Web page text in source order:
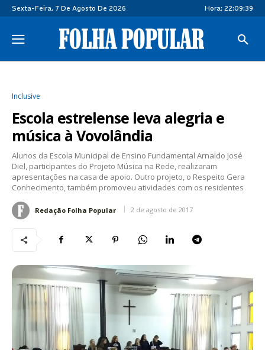
Sexta-Feira, 7 De Agosto De 2026 Hora: 22:09:39
Inclusive
Escola estrelense leva alegria e
música à Vovolândia
Alunos da Escola Municipal de Ensino Fundamental Arnaldo José
Diel, participantes do Projeto Música na Rede, realizaram
apresentações na casa de apoio. Outro projeto, o Respeito Gera
Conhecimento, também promoveu atividades com os residentes
Redação Folha Popular 2 de agosto de 2017